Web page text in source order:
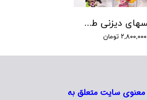
پرنسسهای دیزنی طرح جدید پایه دار
۲,۸۰۰,۰۰۰ تومان